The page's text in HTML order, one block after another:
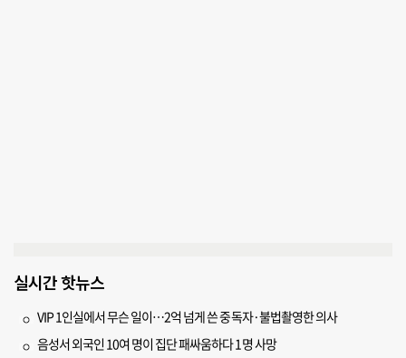
실시간 핫뉴스
VIP 1인실에서 무슨 일이…2억 넘게 쓴 중독자·불법촬영한 의사
음성서 외국인 10여 명이 집단 패싸움하다 1명 사망